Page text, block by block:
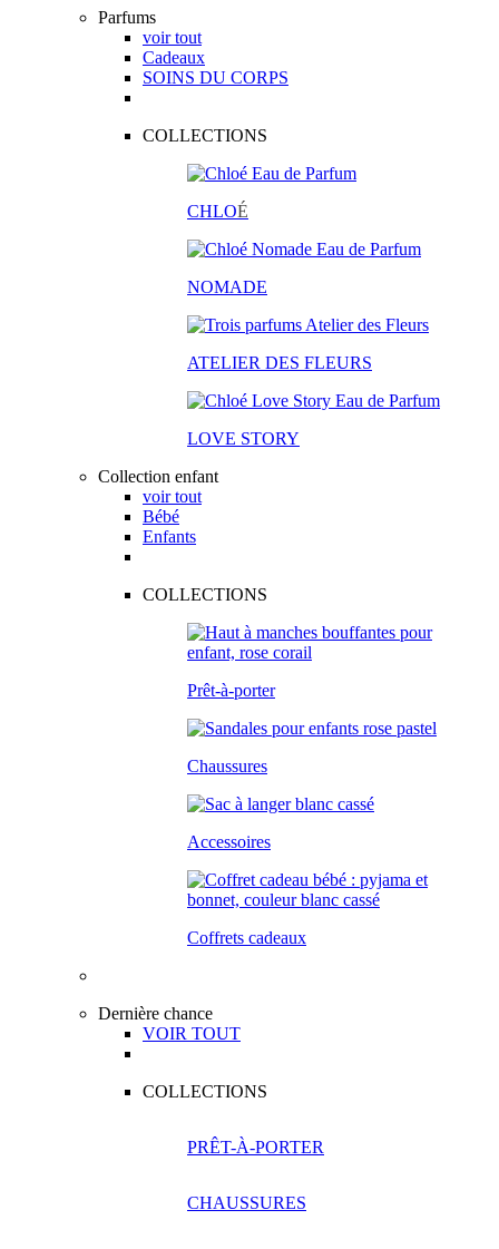
Parfums
voir tout
Cadeaux
SOINS DU CORPS
COLLECTIONS
CHLOÉ
NOMADE
ATELIER DES FLEURS
LOVE STORY
Collection enfant
voir tout
Bébé
Enfants
COLLECTIONS
Prêt-à-porter
Chaussures
Accessoires
Coffrets cadeaux
Dernière chance
VOIR TOUT
COLLECTIONS
PRÊT-À-PORTER
CHAUSSURES